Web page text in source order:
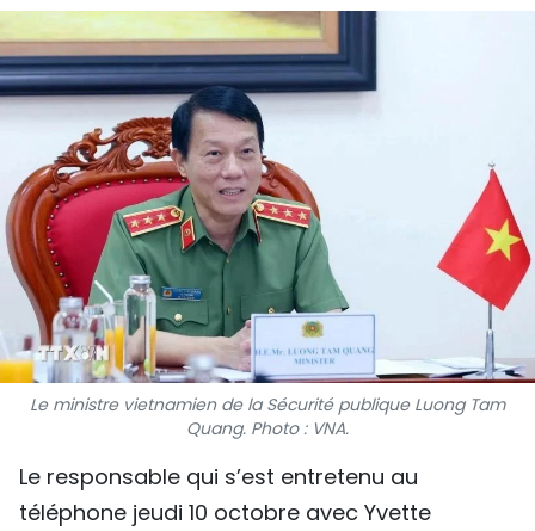
PAYS NATAL
INTERNATIONAL
MÉGASTORIE
INFOGRAPHIE
PHOTO
VIDÉO
À PROPOS DU "PEUPLE"
TIẾNG VIỆT
ENGLISH
Le ministre vietnamien de la Sécurité publique Luong Tam
Quang. Photo : VNA.
Le responsable qui s’est entretenu au
téléphone jeudi 10 octobre avec Yvette